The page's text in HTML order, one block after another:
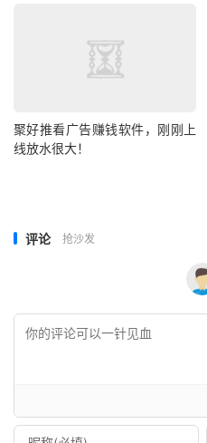
聚好推看广告赚钱软件，刚刚上
线放水很大！
评论 抢沙发